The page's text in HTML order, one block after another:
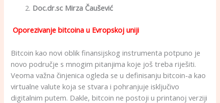
Doc.dr.sc Mirza Čaušević
Oporezivanje bitcoina u Evropskoj uniji
Bitcoin kao novi oblik finansijskog instrumenta potpuno je
novo područje s mnogim pitanjima koje još treba riješiti.
Veoma važna činjenica ogleda se u definisanju bitcoin-a kao
virtualne valute koja se stvara i pohranjuje isključivo
digitalnim putem. Dakle, bitcoin ne postoji u printanoj verziji